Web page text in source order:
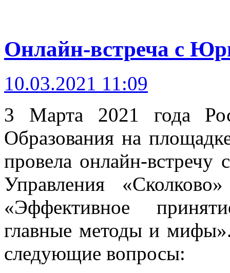
Онлайн-встреча с
10.03.2021 11:09
3 Марта 2021 года
Образования на
провела онлайн-
Управления
«Эффективное
главные методы и
следующие вопросы: